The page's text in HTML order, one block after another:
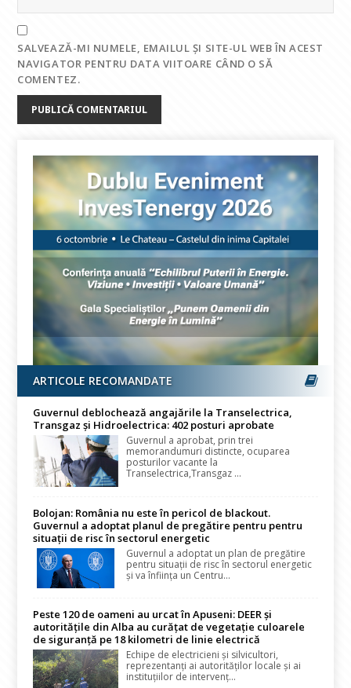
SALVEAZĂ-MI NUMELE, EMAILUL ȘI SITE-UL WEB ÎN ACEST
NAVIGATOR PENTRU DATA VIITOARE CÂND O SĂ
COMENTEZ.
ARTICOLE RECOMANDATE
Guvernul deblochează angajările la Transelectrica,
Transgaz și Hidroelectrica: 402 posturi aprobate
Guvernul a aprobat, prin trei
memorandumuri distincte, ocuparea
posturilor vacante la
Transelectrica,Transgaz ...
Bolojan: România nu este în pericol de blackout.
Guvernul a adoptat planul de pregătire pentru pentru
situații de risc în sectorul energetic
Guvernul a adoptat un plan de pregătire
pentru situații de risc în sectorul energetic
și va înființa un Centru...
Peste 120 de oameni au urcat în Apuseni: DEER și
autoritățile din Alba au curățat de vegetație culoarele
de siguranță pe 18 kilometri de linie electrică
Echipe de electricieni și silvicultori,
reprezentanți ai autorităților locale și ai
instituțiilor de intervenț...